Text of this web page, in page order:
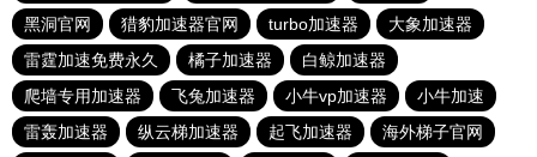
黑洞官网
猎豹加速器官网 turbo加速器
大象加速器
雷霆加速免费永久
橘子加速器
白鲸加速器
爬墙专用加速器
飞兔加速器 小牛vp加速器
小牛加速
雷轰加速器
纵云梯加速器 起飞加速器
海外梯子官网